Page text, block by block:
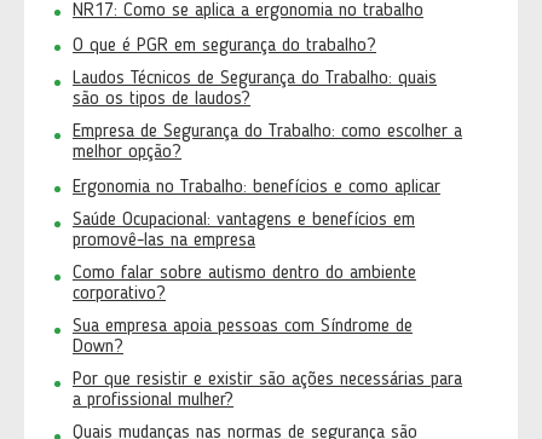
NR17: Como se aplica a ergonomia no trabalho
O que é PGR em segurança do trabalho?
Laudos Técnicos de Segurança do Trabalho: quais
são os tipos de laudos?
Empresa de Segurança do Trabalho: como escolher a
melhor opção?
Ergonomia no Trabalho: benefícios e como aplicar
Saúde Ocupacional: vantagens e benefícios em
promovê-las na empresa
Como falar sobre autismo dentro do ambiente
corporativo?
Sua empresa apoia pessoas com Síndrome de
Down?
Por que resistir e existir são ações necessárias para
a profissional mulher?
Quais mudanças nas normas de segurança são